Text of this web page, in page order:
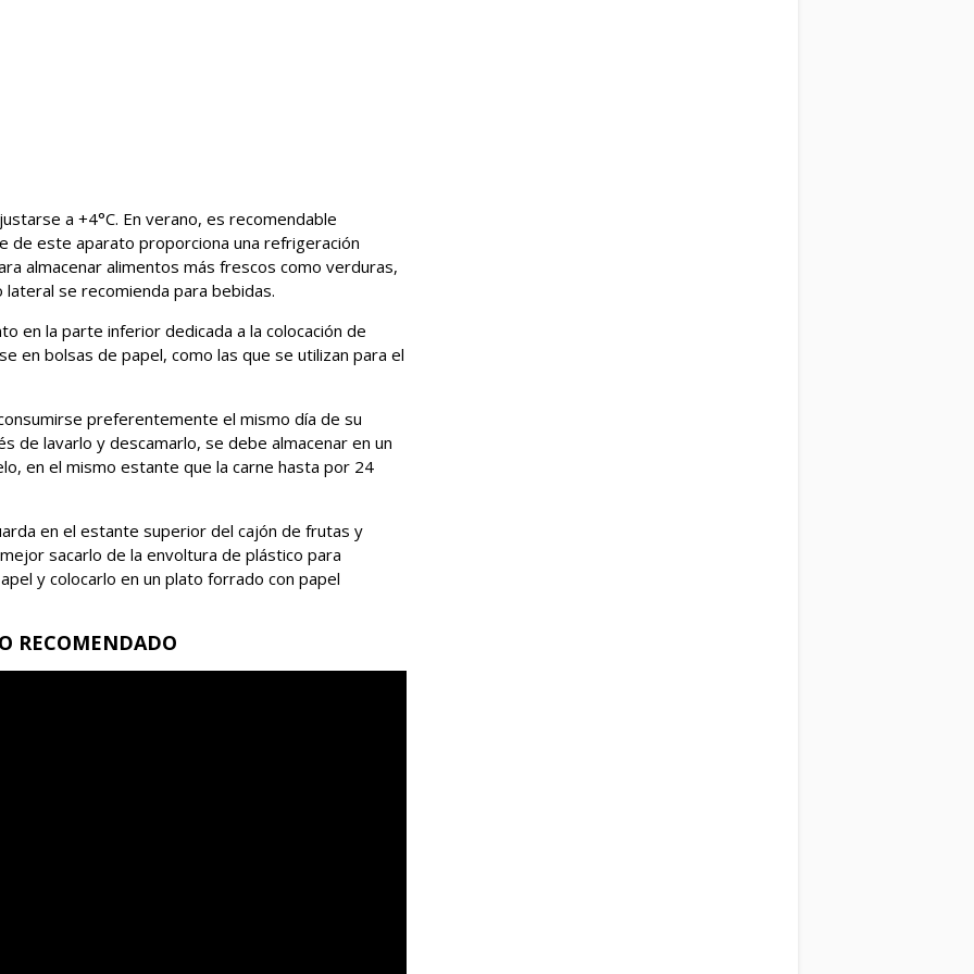
a +4°C. En verano, es recomendable
de este aparato proporciona una refrigeración
almacenar alimentos más frescos como verduras,
se recomienda para bebidas.
en la parte inferior dedicada a la colocación de
en bolsas de papel, como las que se utilizan para el
preferentemente el mismo día de su
de lavarlo y descamarlo, se debe almacenar en un
en el mismo estante que la carne hasta por 24
en el estante superior del cajón de frutas y
sacarlo de la envoltura de plástico para
y colocarlo en un plato forrado con papel
RECOMENDADO